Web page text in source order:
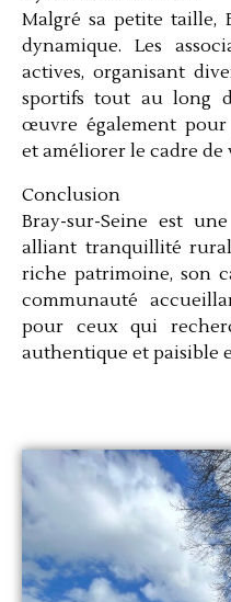
Malgré sa petite taille,
dynamique. Les
actives, organisant
sportifs tout au long
œuvre également pour
et améliorer le cadre de
Conclusion
Bray-sur-Seine est
alliant tranquillité
riche patrimoine, son
communauté
pour ceux qui
authentique et paisible